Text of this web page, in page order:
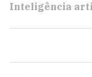
Inteligência